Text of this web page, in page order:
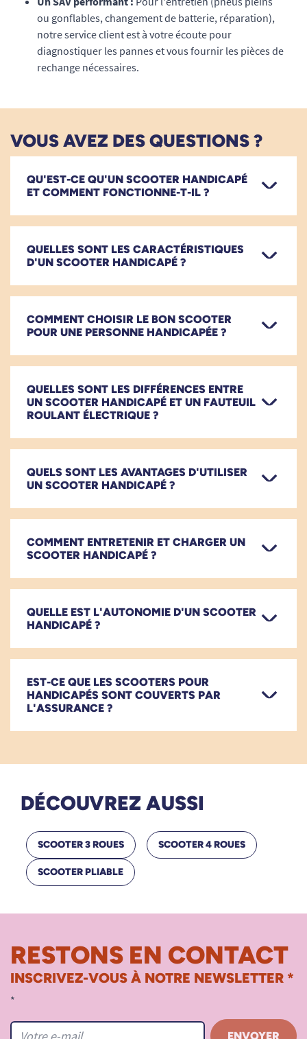
ou gonflables, changement de batterie, réparation),
notre service client est à votre écoute pour
diagnostiquer les pannes et vous fournir les pièces de
rechange nécessaires.
VOUS AVEZ DES QUESTIONS ?
QU'EST-CE QU'UN SCOOTER HANDICAPÉ
ET COMMENT FONCTIONNE-T-IL ?
QUELLES SONT LES CARACTÉRISTIQUES
D'UN SCOOTER HANDICAPÉ ?
COMMENT CHOISIR LE BON SCOOTER
POUR UNE PERSONNE HANDICAPÉE ?
QUELLES SONT LES DIFFÉRENCES ENTRE
UN SCOOTER HANDICAPÉ ET UN FAUTEUIL
ROULANT ÉLECTRIQUE ?
QUELS SONT LES AVANTAGES D'UTILISER
UN SCOOTER HANDICAPÉ ?
COMMENT ENTRETENIR ET CHARGER UN
SCOOTER HANDICAPÉ ?
QUELLE EST L'AUTONOMIE D'UN SCOOTER
HANDICAPÉ ?
EST-CE QUE LES SCOOTERS POUR
HANDICAPÉS SONT COUVERTS PAR
L'ASSURANCE ?
DÉCOUVREZ AUSSI
SCOOTER 3 ROUES SCOOTER 4 ROUES
SCOOTER PLIABLE
RESTONS EN CONTACT
INSCRIVEZ-VOUS À NOTRE NEWSLETTER *
*